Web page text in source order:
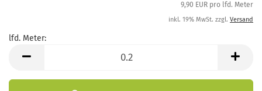
9,90 EUR pro lfd. Meter
inkl. 19% MwSt. zzgl. Versand
lfd. Meter:
Meter